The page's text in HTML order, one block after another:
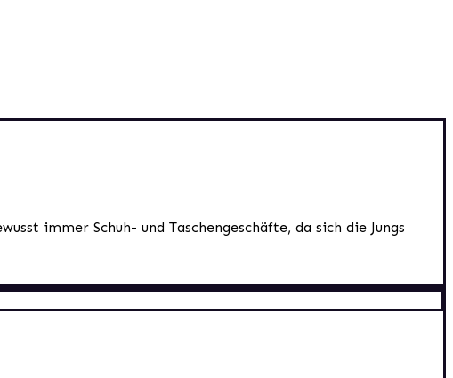
immer Schuh- und Taschengeschäfte, da sich die Jungs